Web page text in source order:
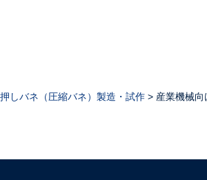
押しバネ（圧縮バネ）製造・試作 > 産業機械